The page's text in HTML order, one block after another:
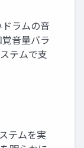
ラムの音
音量バラ
テムで支
テムを実